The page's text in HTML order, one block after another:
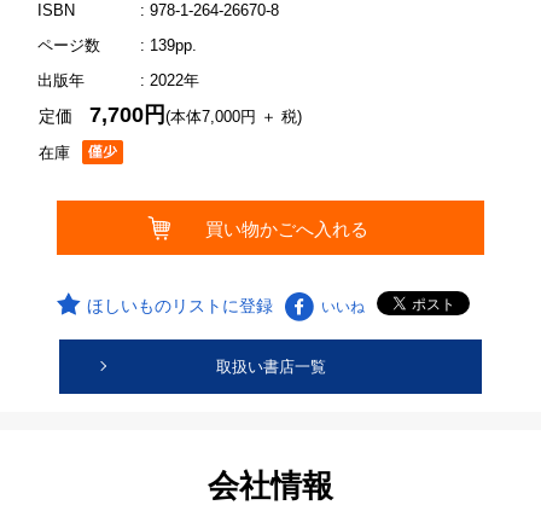
ISBN
: 978-1-264-26670-8
ページ数
: 139pp.
出版年
: 2022年
在庫
定価7,700円(本体7,000円 ＋ 税)
ほしいものリストに登録 いいね
取扱い書店一覧
会社情報